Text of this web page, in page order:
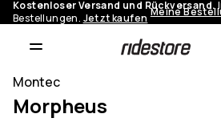
Kostenloser Versand und Rückversand.
Bestellungen. Jetzt kaufen Meine
Montec
Morpheus